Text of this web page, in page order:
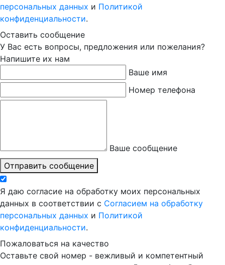
персональных данных и Политикой
конфиденциальности.
Оставить сообщение
У Вас есть вопросы, предложения или пожелания?
Напишите их нам
Ваше имя
Номер телефона
Ваше сообщение
Отправить сообщение
Я даю согласие на обработку моих персональных
данных в соответствии с Согласием на обработку
персональных данных и Политикой
конфиденциальности.
Пожаловаться на качество
Оставьте свой номер - вежливый и компетентный